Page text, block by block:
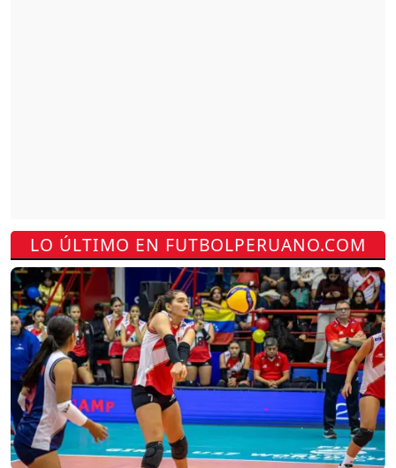
LO ÚLTIMO EN FUTBOLPERUANO.COM